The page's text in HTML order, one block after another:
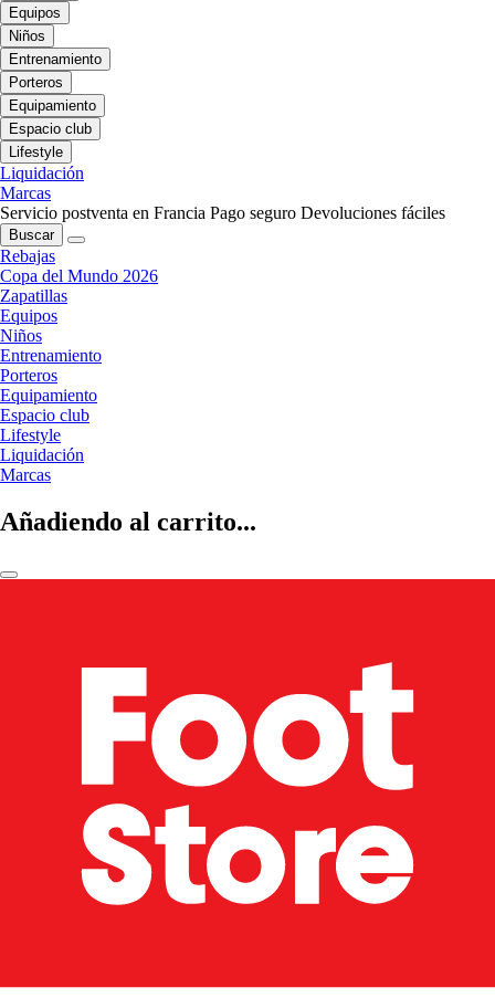
Equipos
Niños
Entrenamiento
Porteros
Equipamiento
Espacio club
Lifestyle
Liquidación
Marcas
Servicio postventa en Francia Pago seguro Devoluciones fáciles
Buscar
Rebajas
Copa del Mundo 2026
Zapatillas
Equipos
Niños
Entrenamiento
Porteros
Equipamiento
Espacio club
Lifestyle
Liquidación
Marcas
Añadiendo al carrito...